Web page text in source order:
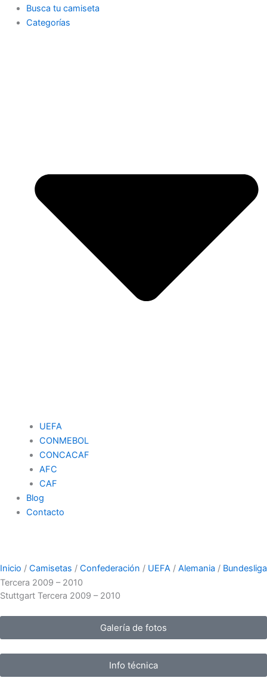
Busca tu camiseta
Categorías
UEFA
CONMEBOL
CONCACAF
AFC
CAF
Blog
Contacto
Inicio / Camisetas / Confederación / UEFA / Alemania / Bundesliga
Tercera 2009 – 2010
Stuttgart Tercera 2009 – 2010
Galería de fotos
Info técnica